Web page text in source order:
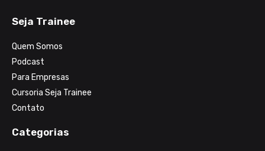
Seja Trainee
Quem Somos
Podcast
Para Empresas
Cursoria Seja Trainee
Contato
Categorias